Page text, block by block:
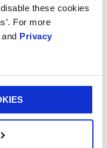
these cookies
For more
and Privacy